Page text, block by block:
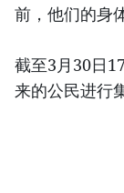
前，他们的身
截至3月30日
来的公民进行